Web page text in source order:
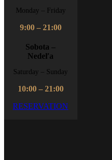
Monday – Friday
9:00 – 21:00
Sobota –
Nedeľa
Saturday – Sunday
10:00 – 21:00
RESERVATION